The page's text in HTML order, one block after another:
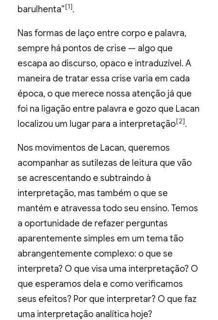
barulhenta”[1].
Nas formas de laço entre corpo e palavra,
sempre há pontos de crise — algo que
escapa ao discurso, opaco e intraduzível. A
maneira de tratar essa crise varia em cada
época, o que merece nossa atenção já que
foi na ligação entre palavra e gozo que Lacan
localizou um lugar para a interpretação[2].
Nos movimentos de Lacan, queremos
acompanhar as sutilezas de leitura que vão
se acrescentando e subtraindo à
interpretação, mas também o que se
mantém e atravessa todo seu ensino. Temos
a oportunidade de refazer perguntas
aparentemente simples em um tema tão
abrangentemente complexo: o que se
interpreta? O que visa uma interpretação? O
que esperamos dela e como verificamos
seus efeitos? Por que interpretar? O que faz
uma interpretação analítica hoje?